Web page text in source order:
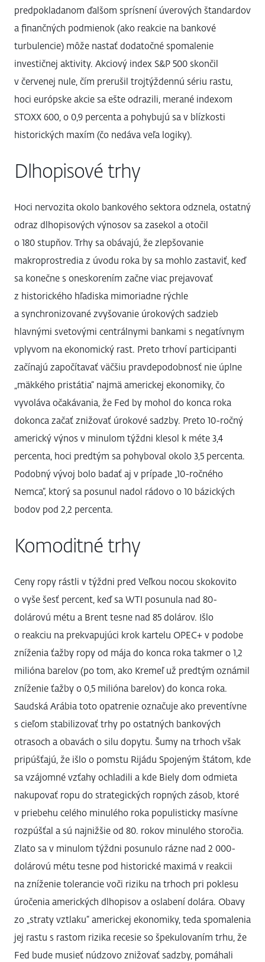
predpokladanom ďalšom sprísnení úverových štandardov
a finančných podmienok (ako reakcie na bankové
turbulencie) môže nastať dodatočné spomalenie
investičnej aktivity. Akciový index S&P 500 skončil
v červenej nule, čím prerušil trojtýždennú sériu rastu,
hoci európske akcie sa ešte odrazili, merané indexom
STOXX 600, o 0,9 percenta a pohybujú sa v blízkosti
historických maxím (čo nedáva veľa logiky).
Dlhopisové trhy
Hoci nervozita okolo bankového sektora odznela, ostatný
odraz dlhopisových výnosov sa zasekol a otočil
o 180 stupňov. Trhy sa obávajú, že zlepšovanie
makroprostredia z úvodu roka by sa mohlo zastaviť, keď
sa konečne s oneskorením začne viac prejavovať
z historického hľadiska mimoriadne rýchle
a synchronizované zvyšovanie úrokových sadzieb
hlavnými svetovými centrálnymi bankami s negatívnym
vplyvom na ekonomický rast. Preto trhoví participanti
začínajú započítavať väčšiu pravdepodobnosť nie úplne
„mäkkého pristátia“ najmä americkej ekonomiky, čo
vyvoláva očakávania, že Fed by mohol do konca roka
dokonca začať znižovať úrokové sadzby. Preto 10-ročný
americký výnos v minulom týždni klesol k méte 3,4
percenta, hoci predtým sa pohyboval okolo 3,5 percenta.
Podobný vývoj bolo badať aj v prípade „10-ročného
Nemca“, ktorý sa posunul nadol rádovo o 10 bázických
bodov pod 2,2 percenta.
Komoditné trhy
Ceny ropy rástli v týždni pred Veľkou nocou skokovito
o vyše šesť percent, keď sa WTI posunula nad 80-
dolárovú métu a Brent tesne nad 85 dolárov. Išlo
o reakciu na prekvapujúci krok kartelu OPEC+ v podobe
zníženia ťažby ropy od mája do konca roka takmer o 1,2
milióna barelov (po tom, ako Kremeľ už predtým oznámil
zníženie ťažby o 0,5 milióna barelov) do konca roka.
Saudská Arábia toto opatrenie označuje ako preventívne
s cieľom stabilizovať trhy po ostatných bankových
otrasoch a obavách o silu dopytu. Šumy na trhoch však
pripúšťajú, že išlo o pomstu Rijádu Spojeným štátom, kde
sa vzájomné vzťahy ochladili a kde Biely dom odmieta
nakupovať ropu do strategických ropných zásob, ktoré
v priebehu celého minulého roka populisticky masívne
rozpúšťal a sú najnižšie od 80. rokov minulého storočia.
Zlato sa v minulom týždni posunulo rázne nad 2 000-
dolárovú métu tesne pod historické maximá v reakcii
na zníženie tolerancie voči riziku na trhoch pri poklesu
úročenia amerických dlhopisov a oslabení dolára. Obavy
zo „straty vztlaku“ americkej ekonomiky, teda spomalenia
jej rastu s rastom rizika recesie so špekulovaním trhu, že
Fed bude musieť núdzovo znižovať sadzby, pomáhali